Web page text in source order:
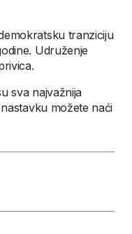
tranziciju
Udruženje
sva najvažnija
možete naći